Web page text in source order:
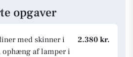
opgaver
med skinner i
af lamper i
2.380 kr.